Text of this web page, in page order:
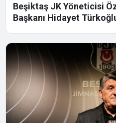
Beşiktaş JK Yöneticisi
Başkanı Hidayet